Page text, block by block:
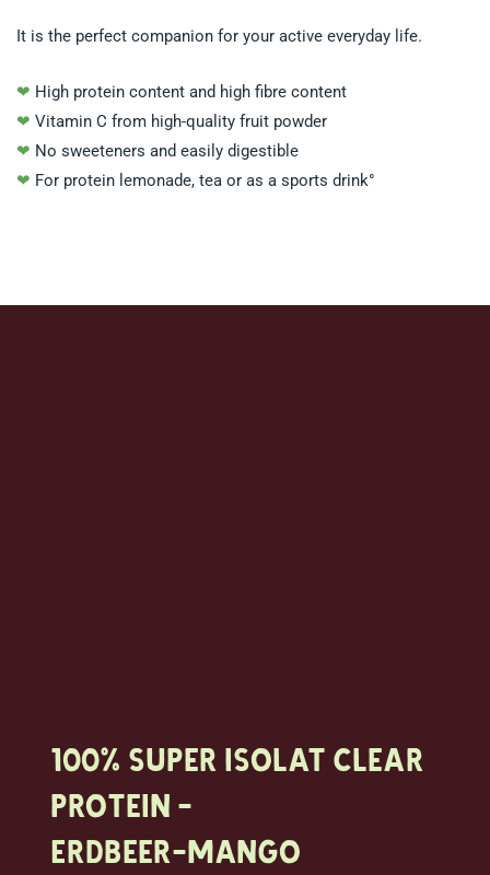
It is the perfect companion for your active everyday life.
❤ High protein content and high fibre content
❤ Vitamin C from high-quality fruit powder
❤ No sweeteners and easily digestible
❤ For protein lemonade, tea or as a sports drink°
100% Super Isolat Clear
Protein -
Erdbeer-Mango